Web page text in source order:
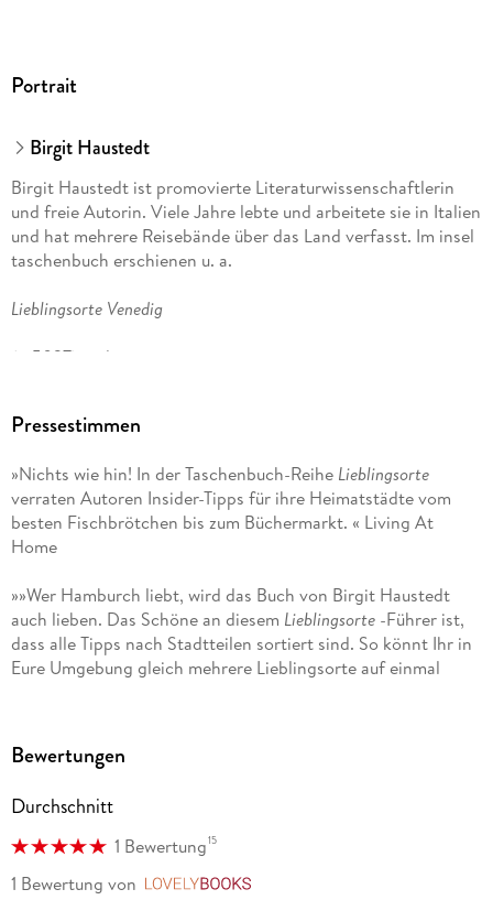
Portrait
Birgit Haustedt
Birgit Haustedt ist promovierte Literaturwissenschaftlerin
und freie Autorin. Viele Jahre lebte und arbeitete sie in Italien
und hat mehrere Reisebände über das Land verfasst. Im insel
taschenbuch erschienen u. a.
Lieblingsorte Venedig
(it 5027) und
Pressestimmen
»Nichts wie hin! In der Taschenbuch-Reihe Lieblingsorte
verraten Autoren Insider-Tipps für ihre Heimatstädte vom
besten Fischbrötchen bis zum Büchermarkt. « Living At
Home
»»Wer Hamburch liebt, wird das Buch von Birgit Haustedt
auch lieben. Das Schöne an diesem Lieblingsorte-Führer ist,
dass alle Tipps nach Stadtteilen sortiert sind. So könnt Ihr in
Eure Umgebung gleich mehrere Lieblingsorte auf einmal
Öffnungszeiten sowie ein hübsches Foto. . . . Ob für
Buch hat für jeden ein paar gute Tipps parat. Wenn Ihr Euch
auf die Suche nach ein paar neuen Lieblingsplätzchen
machen wollt, dann ist das Buch genau das Richtige. «
typisch-hamburch. de
Bewertungen
Durchschnitt
1 Bewertung15
1 Bewertung von